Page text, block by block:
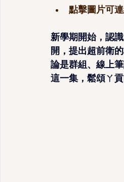
點擊圖片可
新學期開始，認
開，提出超前衛
論是群組、線上
這一集，鬆頌ㄚ